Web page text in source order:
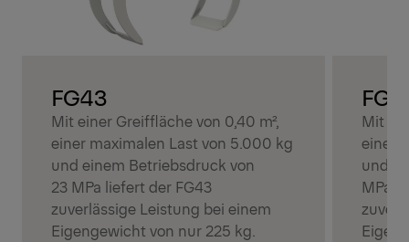
FG43
Mit einer Greiffläche von 0,40 m²,
einer maximalen Last von 5.000 kg
und einem Betriebsdruck von
23 MPa liefert der FG43
zuverlässige Leistung bei einem
Eigengewicht von nur 225 kg.
Mit
einer
und
MPa